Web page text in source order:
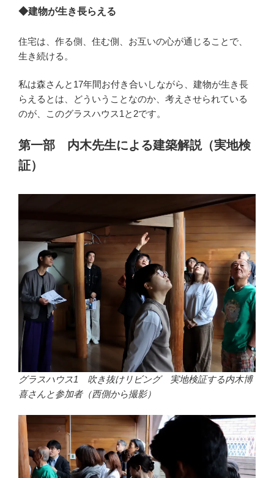
◆建物が生き長らえる
住宅は、作る側、住む側、お互いの心が通じることで、
生き続ける。
私は森さんと17年間お付き合いしながら、建物が生き長
らえるとは、どういうことなのか、考えさせられている
のが、このグラスハウス1と2です。
第一部 内木先生による建築解説（実地検
証）
グラスハウス1 吹き抜けリビング 実地検証する内木博
喜さんと参加者（西側から撮影）